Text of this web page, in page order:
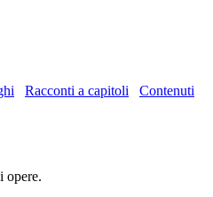
Racconti a capitoli
Contenuti
opere.